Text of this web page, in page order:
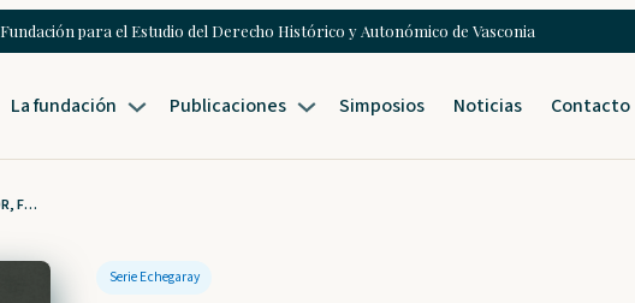
Fundación para el Estudio del Derecho Histórico y Autonómico de Vasconia
La fundación Publicaciones Simposios Noticias Contacto
2 Serie Echegaray | DE LA HUCHA CELADOR, Fernando | El régimen jurídico del convenio económico de la Comunidad Foral de Navarra
Serie Echegaray